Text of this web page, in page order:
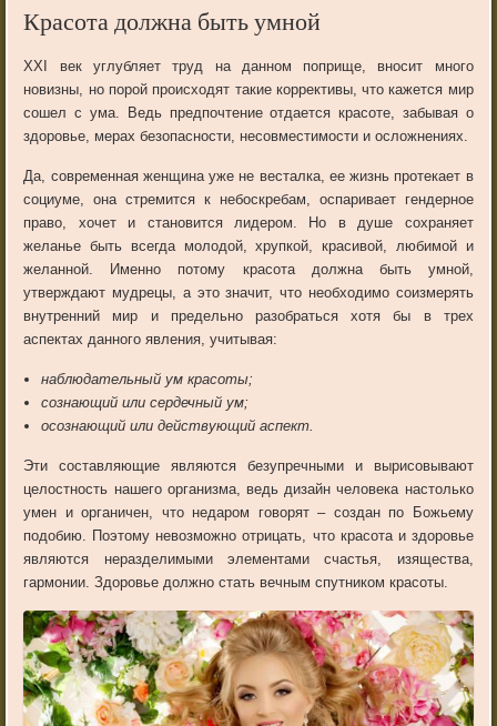
Красота должна быть умной
XXI век углубляет труд на данном поприще, вносит много
новизны, но порой происходят такие коррективы, что кажется мир
сошел с ума. Ведь предпочтение отдается красоте, забывая о
здоровье, мерах безопасности, несовместимости и осложнениях.
Да, современная женщина уже не весталка, ее жизнь протекает в
социуме, она стремится к небоскребам, оспаривает гендерное
право, хочет и становится лидером. Но в душе сохраняет
желанье быть всегда молодой, хрупкой, красивой, любимой и
желанной. Именно потому красота должна быть умной,
утверждают мудрецы, а это значит, что необходимо соизмерять
внутренний мир и предельно разобраться хотя бы в трех
аспектах данного явления, учитывая:
наблюдательный ум красоты;
сознающий или сердечный ум;
осознающий или действующий аспект.
Эти составляющие являются безупречными и вырисовывают
целостность нашего организма, ведь дизайн человека настолько
умен и органичен, что недаром говорят – создан по Божьему
подобию. Поэтому невозможно отрицать, что красота и здоровье
являются неразделимыми элементами счастья, изящества,
гармонии. Здоровье должно стать вечным спутником красоты.